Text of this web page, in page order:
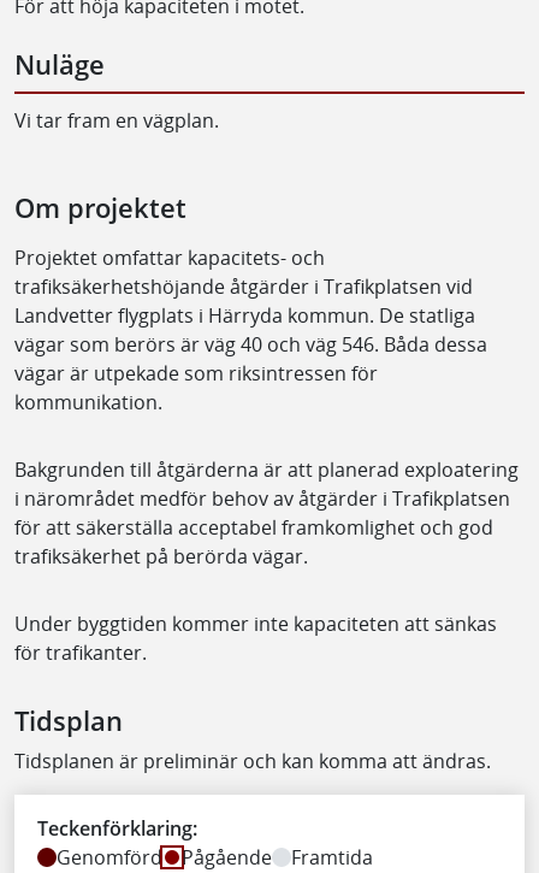
För att höja kapaciteten i motet.
Nuläge
Vi tar fram en vägplan.
Om projektet
Projektet omfattar kapacitets- och
trafiksäkerhetshöjande åtgärder i Trafikplatsen vid
Landvetter flygplats i Härryda kommun. De statliga
vägar som berörs är väg 40 och väg 546. Båda dessa
vägar är utpekade som riksintressen för
kommunikation.
Bakgrunden till åtgärderna är att planerad exploatering
i närområdet medför behov av åtgärder i Trafikplatsen
för att säkerställa acceptabel framkomlighet och god
trafiksäkerhet på berörda vägar.
Under byggtiden kommer inte kapaciteten att sänkas
för trafikanter.
Tidsplan
Tidsplanen är preliminär och kan komma att ändras.
Teckenförklaring:
Genomförd
Pågående Framtida